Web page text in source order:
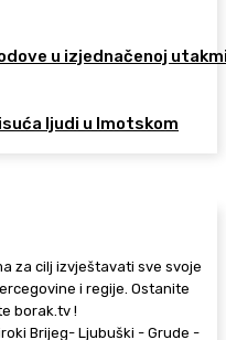
u izjednačenoj
ljudi u Imotskom
za cilj izvještavati sve svoje
i regije. Ostanite
borak.tv !
Brijeg- Ljubuški - Grude -